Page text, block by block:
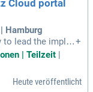
Cloud portal
Hamburg
to lead the imple
Helmholtz-wide
+
| Teilzeit |
Heute veröffentlicht